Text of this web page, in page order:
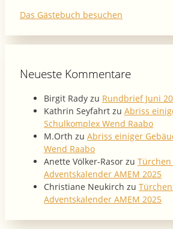
Das Gästebuch besuchen
Neueste Kommentare
Birgit Rady zu Rundbrief Juni
Kathrin Seyfahrt zu Abriss
Schulkomplex Wend Raabo
M.Orth zu Abriss einiger
Wend Raabo
Anette Völker-Rasor zu Türchen
Adventskalender AMEM 2025
Christiane Neukirch zu
Adventskalender AMEM 2025